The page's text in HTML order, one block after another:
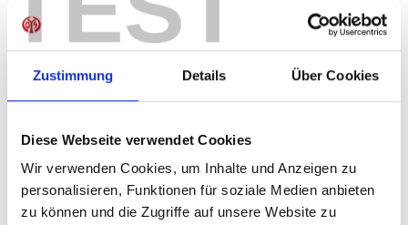
Zustimmung Details Über Cookies
Diese Webseite verwendet Cookies
Wir verwenden Cookies, um Inhalte und Anzeigen zu
personalisieren, Funktionen für soziale Medien anbieten
zu können und die Zugriffe auf unsere Website zu
Produkt Anzahl: Gib den gewünschten
Sofort verfügbar, Lieferzeit: 1-3 Tage
IN DEN WARENKORB